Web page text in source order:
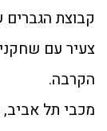
קבוצת
צעיר עם
הקרבה.
מכבי תל